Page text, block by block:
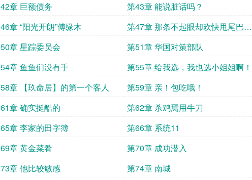
章 巨额债务 第43章 能说脏话吗？
章 “阳光开朗”傅缘木
第47章 那条不起眼却欢快甩尾巴的
小鱼
章 星踪委员会 第51章 华国对策部队
章 鱼鱼们没有手 第55章 给我选，我也选小姐姐啊！
章 【玖命居】的第一个客人 第59章 亲！包吃哦！
章 确实挺酷的 第62章 杀鸡焉用牛刀
章 李家的田字簿 第66章 系统11
章 黄金菜肴 第70章 成功潜入
章 他比较敏感 第74章 南城